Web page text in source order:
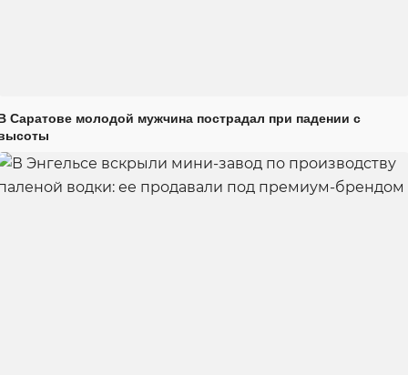
Саратове молодой мужчина пострадал при падении с